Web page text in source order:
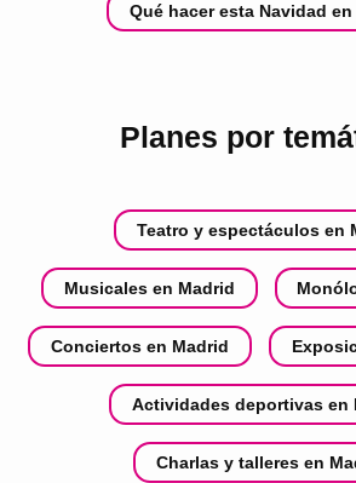
Qué hacer esta Navidad
Planes por
Teatro y espectáculos en
Musicales en Madrid
Conciertos en Madrid
Actividades deportivas en
Charlas y talleres en